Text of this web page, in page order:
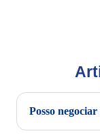
Posso